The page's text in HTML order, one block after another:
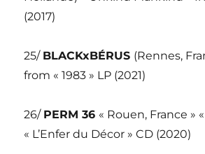
(2017)
25/ BLACKxBÉRUS (Rennes,
from « 1983 » LP (2021)
26/ PERM 36 « Rouen, France »
« L’Enfer du Décor » CD (2020)